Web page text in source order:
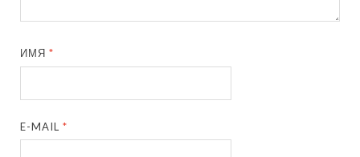
ИМЯ*
E-MAIL*